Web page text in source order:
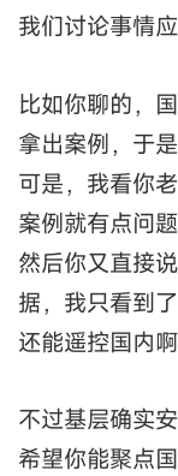
我们讨论事情应
比如你聊的，
拿出案例，于
可是，我看你
案例就有点问题
然后你又直接
据，我只看到
还能遥控国内啊
不过基层确实
希望你能聚点